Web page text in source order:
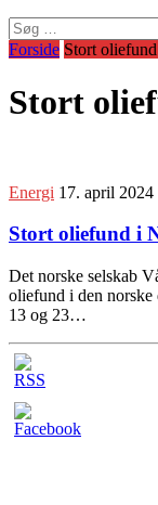
Søg
efter:
Forside Stort
Stort
Energi 17. april 2024
Stort oliefund i
Det norske selskab
oliefund i den
13 og 23…